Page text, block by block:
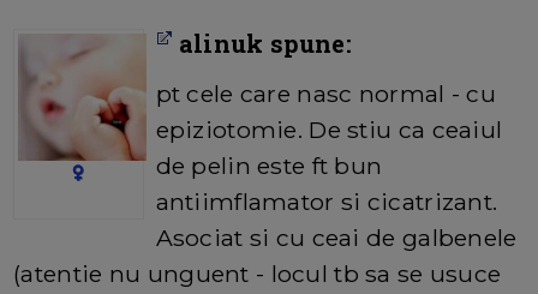
alinuk spune:
pt cele care nasc normal - cu
epiziotomie. De stiu ca ceaiul
de pelin este ft bun
antiimflamator si cicatrizant.
Asociat si cu ceai de galbenele
(atentie nu unguent - locul tb sa se usuce